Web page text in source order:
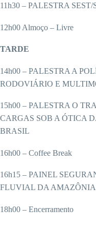
11h30 – PALESTRA SEST/
12h00 Almoço – Livre
TARDE
14h00 – PALESTRA A
RODOVIÁRIO E
15h00 – PALESTRA O
CARGAS SOB A ÓTICA
BRASIL
16h00 – Coffee Break
16h15 – PAINEL
FLUVIAL DA AMAZÔNIA
18h00 – Encerramento